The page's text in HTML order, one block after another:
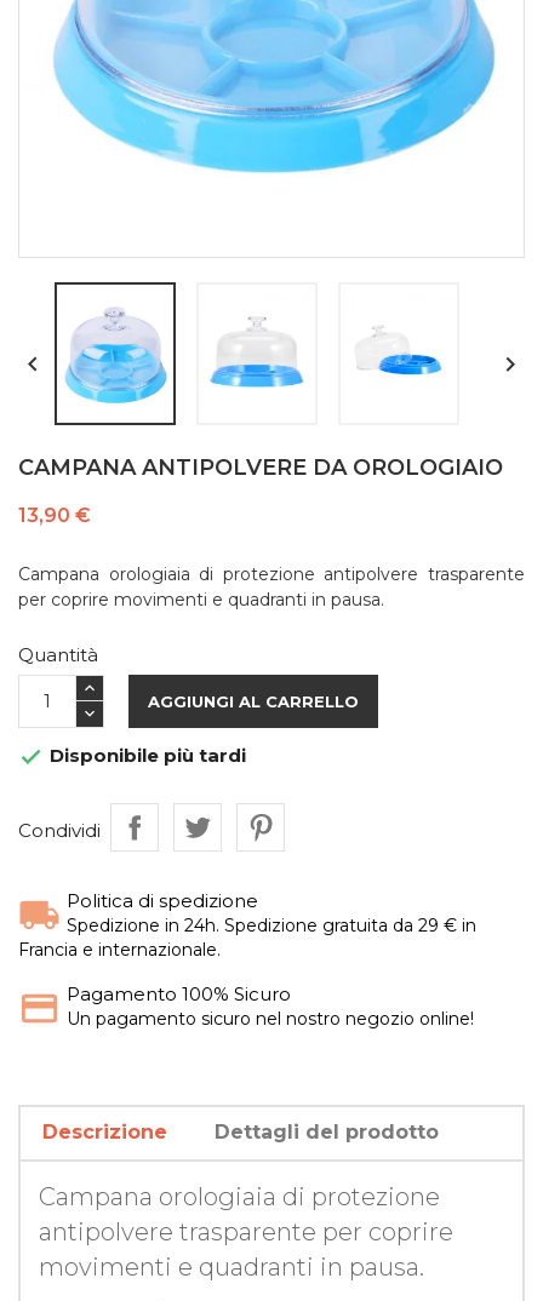
 
CAMPANA ANTIPOLVERE DA OROLOGIAIO
13,90 €
Campana orologiaia di protezione antipolvere trasparente
per coprire movimenti e quadranti in pausa.
Quantità
AGGIUNGI AL CARRELLO
 Disponibile più tardi
Condividi
Politica di spedizione
Spedizione in 24h. Spedizione gratuita da 29 € in
Francia e internazionale.
Pagamento 100% Sicuro
Un pagamento sicuro nel nostro negozio online!
Descrizione Dettagli del prodotto
Campana orologiaia di protezione
antipolvere trasparente per coprire
movimenti e quadranti in pausa.